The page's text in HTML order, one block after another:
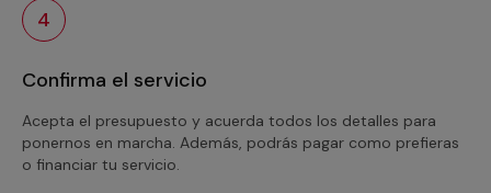
4
Confirma el servicio
Acepta el presupuesto y acuerda todos los detalles para
ponernos en marcha. Además, podrás pagar como prefieras
o financiar tu servicio.